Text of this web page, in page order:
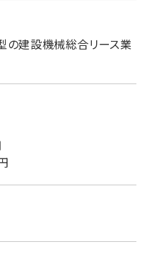
の建設機械総合リース業